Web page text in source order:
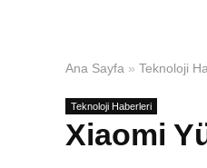
Ana Sayfa » Teknoloji
Teknoloji Haberleri
Xiaomi